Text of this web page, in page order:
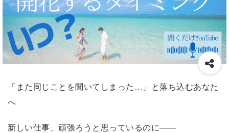
「また同じことを聞いてしまった…」と落ち込むあなた
へ
新しい仕事、頑張ろうと思っているのに——